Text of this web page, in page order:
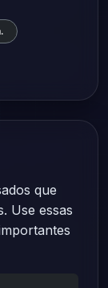
que
Use essas